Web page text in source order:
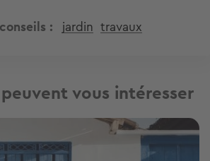
jardin travaux
vous intéresser